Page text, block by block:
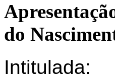
do